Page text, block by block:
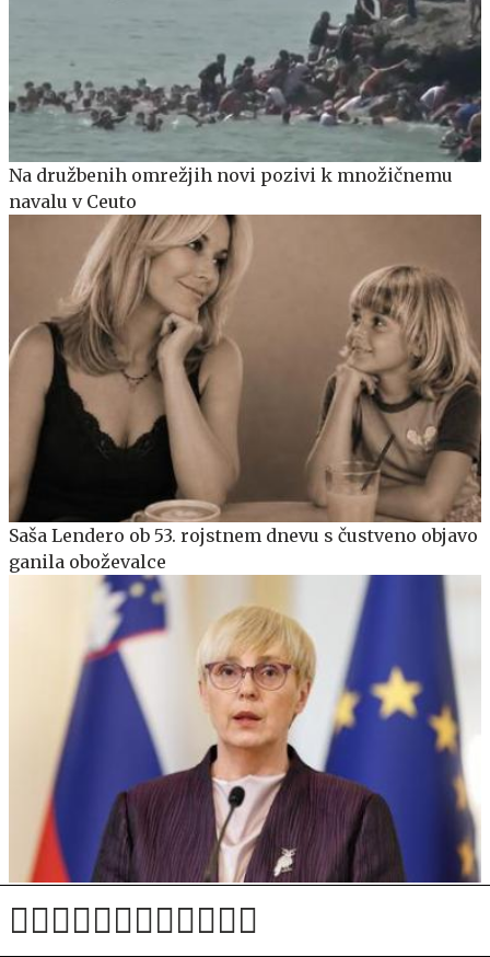
Na družbenih omrežjih novi pozivi k množičnemu
navalu v Ceuto
Saša Lendero ob 53. rojstnem dnevu s čustveno objavo
ganila oboževalce